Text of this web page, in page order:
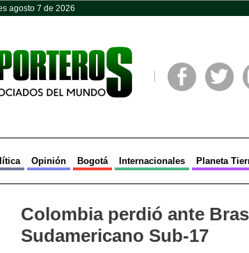
agosto 7 de 2026
Opinión Bogotá Internacionales Planeta
Colombia perdió ante
Sudamericano Sub-17
Política